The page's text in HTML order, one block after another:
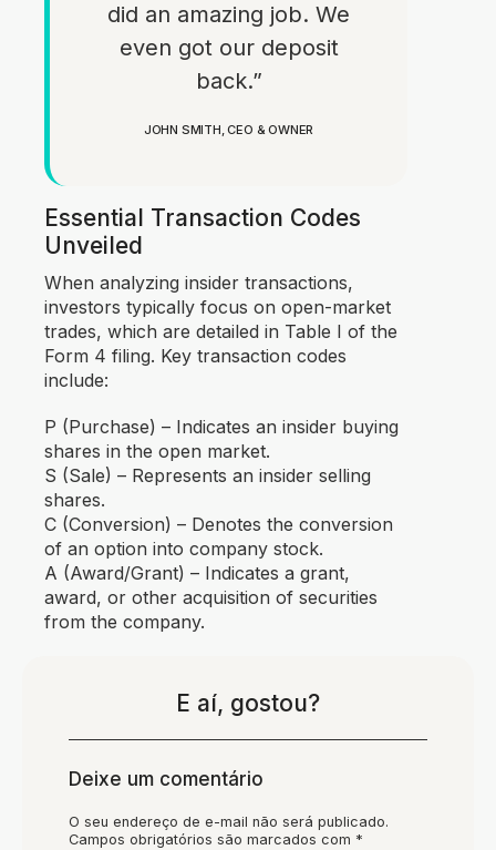
did an amazing job. We
even got our deposit
back.”
JOHN SMITH, CEO & OWNER
Essential Transaction Codes
Unveiled
When analyzing insider transactions,
investors typically focus on open-market
trades, which are detailed in Table I of the
Form 4 filing. Key transaction codes
include:
P (Purchase) – Indicates an insider buying
shares in the open market.
S (Sale) – Represents an insider selling
shares.
C (Conversion) – Denotes the conversion
of an option into company stock.
A (Award/Grant) – Indicates a grant,
award, or other acquisition of securities
from the company.
E aí, gostou?
Deixe um comentário
O seu endereço de e-mail não será publicado.
Campos obrigatórios são marcados com *